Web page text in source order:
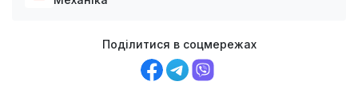
Поділитися в соцмережах